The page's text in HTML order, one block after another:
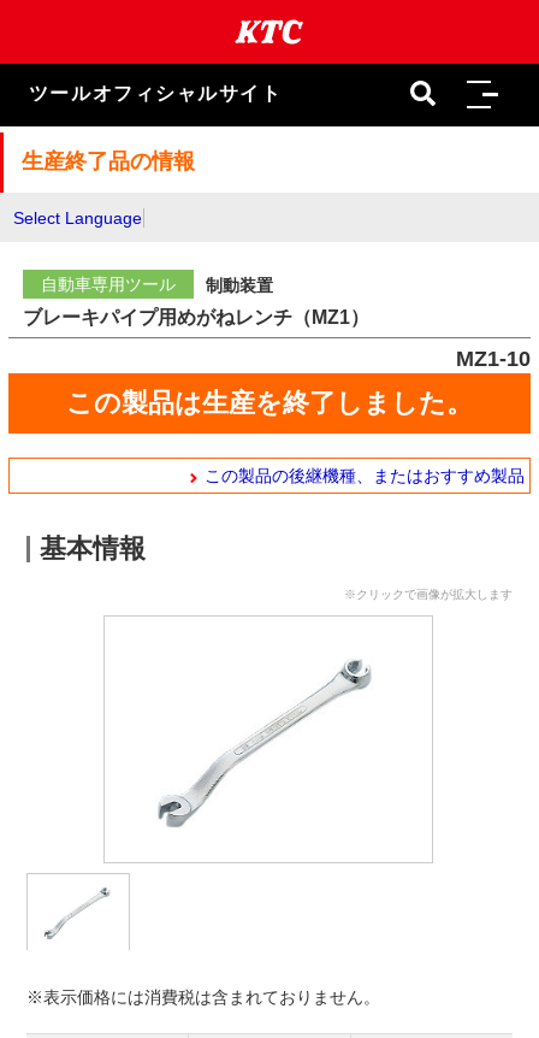
ま
キ
ツールオフィシャルサイト
生産終了品の情報
Select Language
自動車専用ツール 制動装置
ブレーキパイプ用めがねレンチ（MZ1）
MZ1-10
この製品は生産を終了しました。
この製品の後継機種、またはおすすめ製品
基本情報
※クリックで画像が拡大します
※表示価格には消費税は含まれておりません。